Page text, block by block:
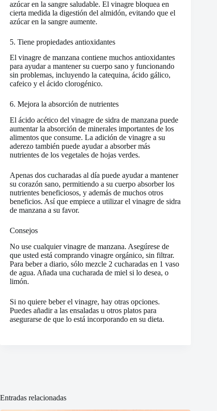
azúcar en la sangre saludable. El vinagre bloquea en
cierta medida la digestión del almidón, evitando que el
azúcar en la sangre aumente.
5. Tiene propiedades antioxidantes
El vinagre de manzana contiene muchos antioxidantes
para ayudar a mantener su cuerpo sano y funcionando
sin problemas, incluyendo la catequina, ácido gálico,
cafeico y el ácido clorogénico.
6. Mejora la absorción de nutrientes
El ácido acético del vinagre de sidra de manzana puede
aumentar la absorción de minerales importantes de los
alimentos que consume. La adición de vinagre a su
aderezo también puede ayudar a absorber más
nutrientes de los vegetales de hojas verdes.
Apenas dos cucharadas al día puede ayudar a mantener
su corazón sano, permitiendo a su cuerpo absorber los
nutrientes beneficiosos, y además de muchos otros
beneficios. Así que empiece a utilizar el vinagre de sidra
de manzana a su favor.
Consejos
No use cualquier vinagre de manzana. Asegúrese de
que usted está comprando vinagre orgánico, sin filtrar.
Para beber a diario, sólo mezcle 2 cucharadas en 1 vaso
de agua. Añada una cucharada de miel si lo desea, o
limón.
Si no quiere beber el vinagre, hay otras opciones.
Puedes añadir a las ensaladas u otros platos para
asegurarse de que lo está incorporando en su dieta.
Entradas relacionadas